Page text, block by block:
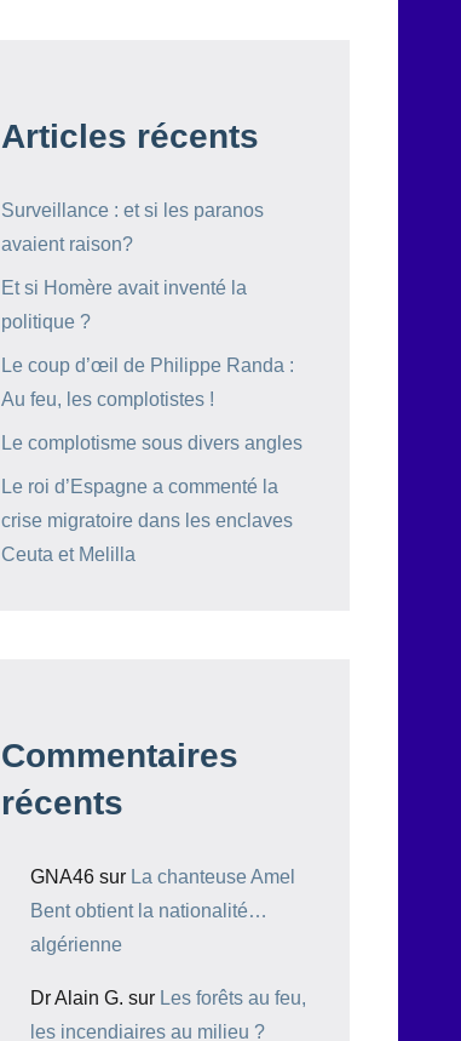
Articles récents
Surveillance : et si les paranos
avaient raison?
Et si Homère avait inventé la
politique ?
Le coup d’œil de Philippe Randa :
Au feu, les complotistes !
Le complotisme sous divers angles
Le roi d’Espagne a commenté la
crise migratoire dans les enclaves
Ceuta et Melilla
Commentaires
récents
GNA46 sur La chanteuse Amel
Bent obtient la nationalité…
algérienne
Dr Alain G. sur Les forêts au feu,
les incendiaires au milieu ?